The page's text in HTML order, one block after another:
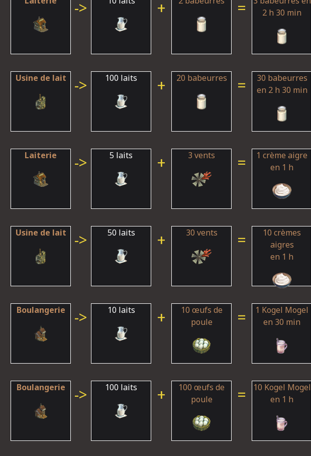
-> + =
2 h 30 min
Usine de lait -> 100 laits + 20 babeurres =
30 babeurres
en 2 h 30 min
Laiterie -> 5 laits + 3 vents =
1 crème aigre
en 1 h
Usine de lait -> 50 laits + 30 vents =
10 crèmes
aigres
en 1 h
Boulangerie -> 10 laits +
10 œufs de
poule
=
1 Kogel Mogel
en 30 min
Boulangerie -> 100 laits +
100 œufs de
poule
=
10 Kogel Mogel
en 1 h